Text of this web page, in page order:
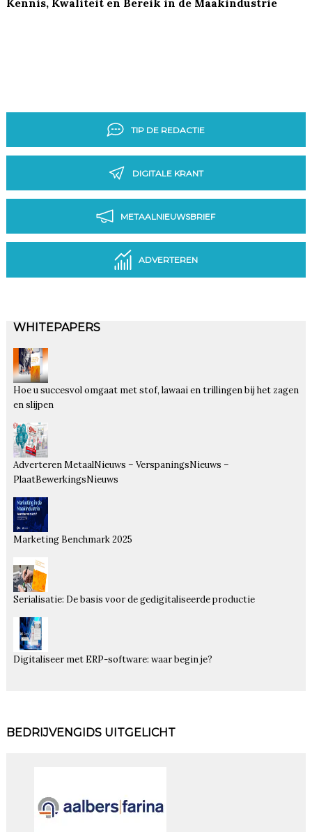
Kennis, Kwaliteit en Bereik in de Maakindustrie
TIP DE REDACTIE
DIGITALE KRANT
METAALNIEUWSBRIEF
ADVERTEREN
WHITEPAPERS
Hoe u succesvol omgaat met stof, lawaai en trillingen bij het zagen
en slijpen
Adverteren MetaalNieuws – VerspaningsNieuws –
PlaatBewerkingsNieuws
Marketing Benchmark 2025
Serialisatie: De basis voor de gedigitaliseerde productie
Digitaliseer met ERP-software: waar begin je?
BEDRIJVENGIDS UITGELICHT